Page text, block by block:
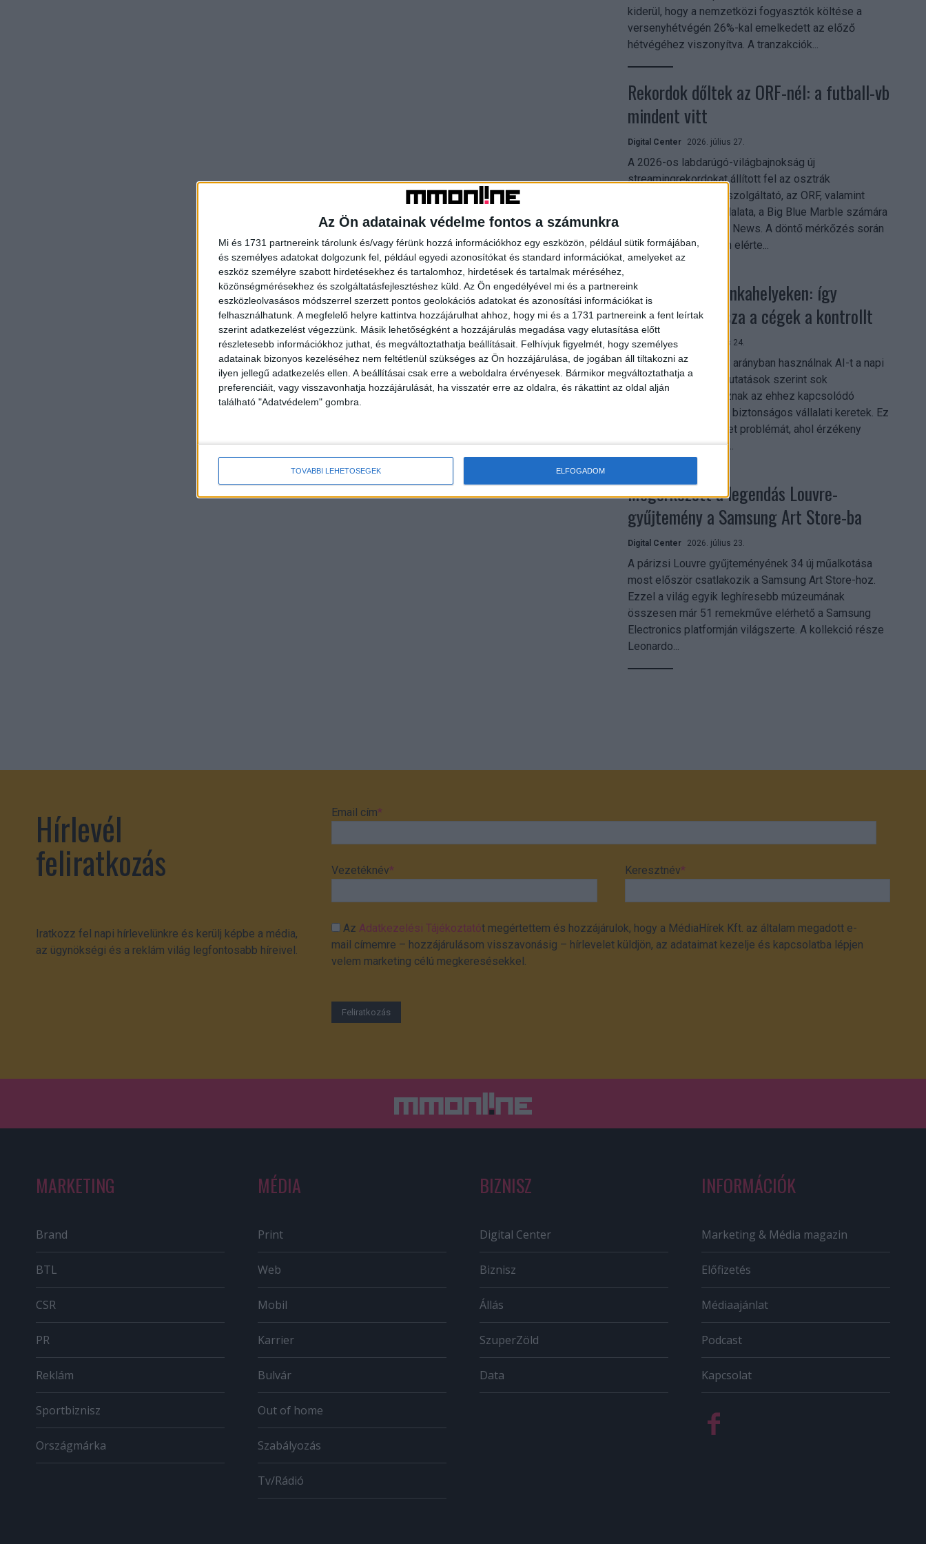
Az Ön adatainak védelme fontos a számunkra
Mi és 1731 partnereink tárolunk és/vagy férünk hozzá információkhoz egy eszközön, például sütik formájában,
és személyes adatokat dolgozunk fel, például egyedi azonosítókat és standard információkat, amelyeket az
eszköz személyre szabott hirdetésekhez és tartalomhoz, hirdetések és tartalmak méréséhez,
közönségmérésekhez és szolgáltatásfejlesztéshez küld. Az Ön engedélyével mi és a partnereink
eszközleolvasásos módszerrel szerzett pontos geolokációs adatokat és azonosítási információkat is
felhasználhatunk. A megfelelő helyre kattintva hozzájárulhat ahhoz, hogy mi és a 1731 partnereink a fent leírtak
szerint adatkezelést végezzünk. Másik lehetőségként a hozzájárulás megadása vagy elutasítása előtt
részletesebb információkhoz juthat, és megváltoztathatja beállításait. Felhívjuk figyelmét, hogy személyes
adatainak bizonyos kezeléséhez nem feltétlenül szükséges az Ön hozzájárulása, de jogában áll tiltakozni az
ilyen jellegű adatkezelés ellen. A beállításai csak erre a weboldalra érvényesek. Bármikor megváltoztathatja a
preferenciáit, vagy visszavonhatja hozzájárulását, ha visszatér erre az oldalra, és rákattint az oldal alján
található "Adatvédelem" gombra.
TOVÁBBI LEHETŐSÉGEK ELFOGADOM
kiderül, hogy a nemzetközi fogyasztók költése a
versenyhétvégén 26%-kal emelkedett az előző
hétvégéhez viszonyítva. A tranzakciók...
Rekordok dőltek az ORF-nél: a futball-vb
mindent vitt
Digital Center 2026. július 27.
A 2026-os labdarúgó-világbajnokság új
streamingrekordokat állított fel az osztrák
közszolgálati műsorszolgáltató, az ORF, valamint
technológiai leányvállalata, a Big Blue Marble számára
– írja a Broadband TV News. A döntő mérkőzés során
az átlagos nézőszám elérte...
Shadow AI a munkahelyeken: így
szerezhetik vissza a cégek a kontrollt
Digital Center 2026. július 24.
A munkavállalók nagy arányban használnak AI-t a napi
munkában, ám friss kutatások szerint sok
szervezetnél hiányoznak az ehhez kapcsolódó
világos irányelvek és biztonságos vállalati keretek. Ez
különösen ott jelenthet problémát, ahol érzékeny
üzleti információkkal...
Megérkezett a legendás Louvre-
gyűjtemény a Samsung Art Store-ba
Digital Center 2026. július 23.
A párizsi Louvre gyűjteményének 34 új műalkotása
most először csatlakozik a Samsung Art Store-hoz.
Ezzel a világ egyik leghíresebb múzeumának
összesen már 51 remekműve elérhető a Samsung
Electronics platformján világszerte. A kollekció része
Leonardo...
Hírlevél
feliratkozás
Iratkozz fel napi hírlevelünkre és kerülj képbe a média,
az ügynökségi és a reklám világ legfontosabb híreivel.
Email cím*
Vezetéknév* Keresztnév*
AzAdatkezelési Tájékoztatót megértettem és hozzájárulok, hogy a MédiaHírek Kft. az általam megadott e-
mail címemre – hozzájárulásom visszavonásig – hírlevelet küldjön, az adataimat kezelje és kapcsolatba lépjen
velem marketing célú megkeresésekkel.
MARKETING
Brand
BTL
CSR
PR
Reklám
Sportbiznisz
Országmárka
MÉDIA
Print
Web
Mobil
Karrier
Bulvár
Out of home
Szabályozás
Tv/Rádió
BIZNISZ
Digital Center
Biznisz
Állás
SzuperZöld
Data
INFORMÁCIÓK
Marketing & Média magazin
Előfizetés
Médiaajánlat
Podcast
Kapcsolat